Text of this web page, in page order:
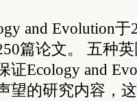
and Evolution
篇论文。 五种
证Ecology and
望的研究内容，